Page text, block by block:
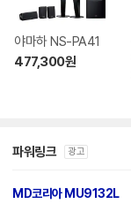
야마하 NS-PA41
477,300원
파워링크 광고
MD코리아 MU9132L